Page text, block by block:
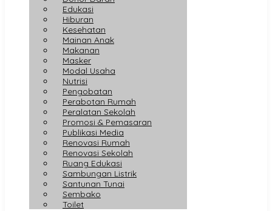
Edukasi
Hiburan
Kesehatan
Mainan Anak
Makanan
Masker
Modal Usaha
Nutrisi
Pengobatan
Perabotan Rumah
Peralatan Sekolah
Promosi & Pemasaran
Publikasi Media
Renovasi Rumah
Renovasi Sekolah
Ruang Edukasi
Sambungan Listrik
Santunan Tunai
Sembako
Toilet